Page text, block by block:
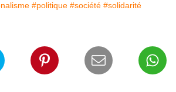
#politique #société #solidarité